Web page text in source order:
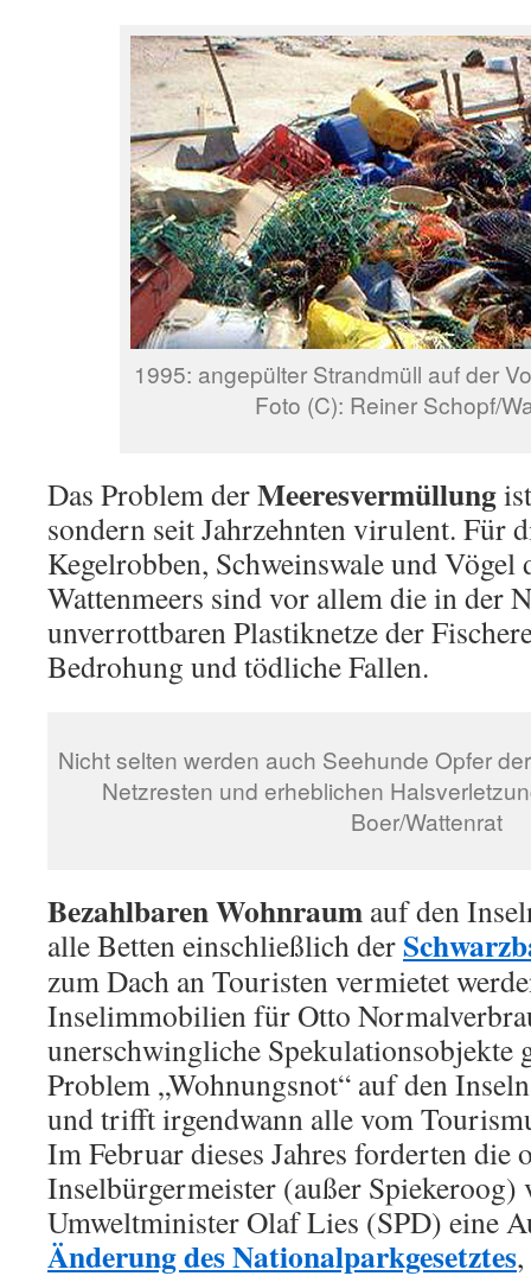
1995: angepülter Strandmüll auf der
Foto (C): Reiner Schopf/
Das Problem derMeeresvermüllung
sondern seit Jahrzehnten virulent. Für
Kegelrobben, Schweinswale und Vögel
Wattenmeers sind vor allem die in der
unverrottbaren Plastiknetze der
Bedrohung und tödliche Fallen.
Nicht selten werden auch Seehunde Opfer
Netzresten und erheblichen
Boer/Wattenrat
Bezahlbaren Wohnraum auf den
alle Betten einschließlich der
zum Dach an Touristen vermietet
Inselimmobilien für Otto
unerschwingliche Spekulationsobjekte
Problem „Wohnungsnot“ auf den
und trifft irgendwann alle vom
Im Februar dieses Jahres forderten die
Inselbürgermeister (außer Spiekeroog)
Umweltminister Olaf Lies (SPD) eine
Änderung des Nationalparkgesetztes